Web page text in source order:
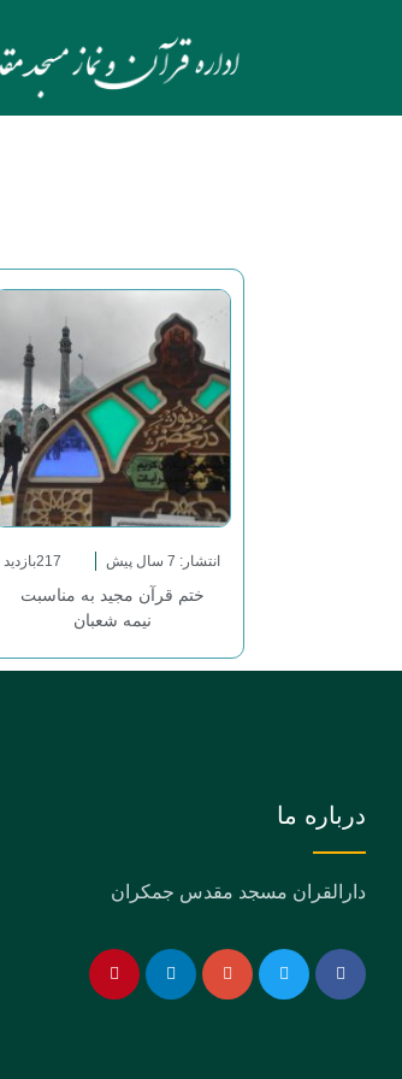
انتشار: 7 سال پیش 217بازدید
ختم قرآن مجید به مناسبت
نیمه شعبان
درباره ما
دارالقران مسجد مقدس جمکران